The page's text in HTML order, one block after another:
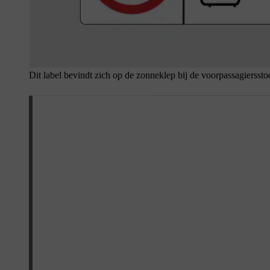
Dit label bevindt zich op de zonneklep bij de